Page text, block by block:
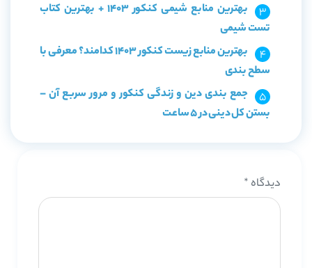
بهترین منابع شیمی کنکور 1403 + بهترین کتاب
تست شیمی
بهترین منابع زیست کنکور 1403 کدامند؟ معرفی با
سطح بندی
جمع بندی دین و زندگی کنکور و مرور سربع آن –
بستن کل دینی در ۵ ساعت
دیدگاه *